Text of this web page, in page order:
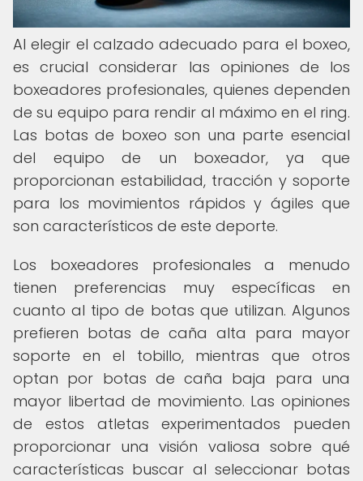
Al elegir el calzado adecuado para el boxeo,
es crucial considerar las opiniones de los
boxeadores profesionales, quienes dependen
de su equipo para rendir al máximo en el ring.
Las botas de boxeo son una parte esencial
del equipo de un boxeador, ya que
proporcionan estabilidad, tracción y soporte
para los movimientos rápidos y ágiles que
son característicos de este deporte.
Los boxeadores profesionales a menudo
tienen preferencias muy específicas en
cuanto al tipo de botas que utilizan. Algunos
prefieren botas de caña alta para mayor
soporte en el tobillo, mientras que otros
optan por botas de caña baja para una
mayor libertad de movimiento. Las opiniones
de estos atletas experimentados pueden
proporcionar una visión valiosa sobre qué
características buscar al seleccionar botas